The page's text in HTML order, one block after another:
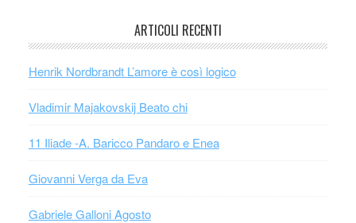
ARTICOLI RECENTI
Henrik Nordbrandt L’amore è così logico
Vladimir Majakovskij Beato chi
11 Iliade -A. Baricco Pandaro e Enea
Giovanni Verga da Eva
Gabriele Galloni Agosto